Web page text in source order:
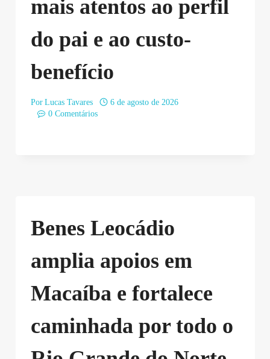
mais atentos ao perfil
do pai e ao custo-
benefício
Por Lucas Tavares
6 de agosto de 2026
0 Comentários
Benes Leocádio
amplia apoios em
Macaíba e fortalece
caminhada por todo o